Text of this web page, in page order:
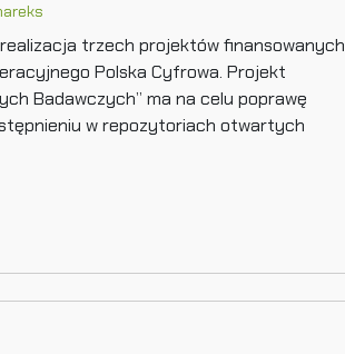
realizacja trzech projektów finansowanych
Polska Cyfrowa. Projekt
Badawczych” ma na celu poprawę
w repozytoriach otwartych